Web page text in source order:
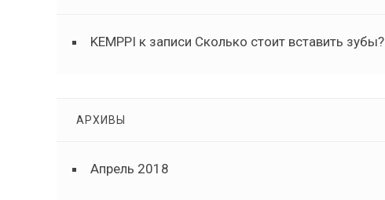
KEMPPI к записи Сколько стоит вставить зубы?
АРХИВЫ
Апрель 2018